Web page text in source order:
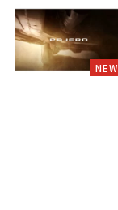
NEW